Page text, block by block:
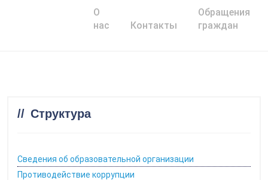
О
нас
Контакты
Обращения
граждан
Структура
Сведения об образовательной организации
Противодействие коррупции